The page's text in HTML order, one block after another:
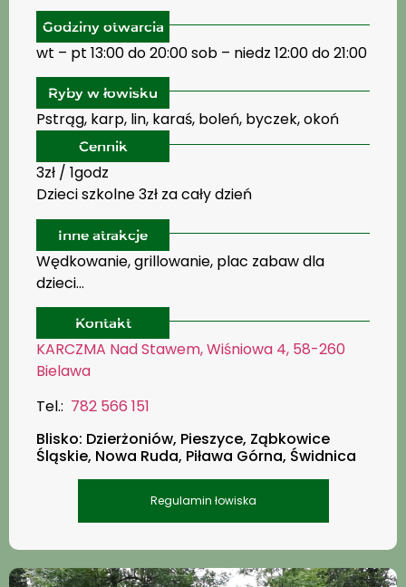
Godziny otwarcia
wt – pt 13:00 do 20:00 sob – niedz 12:00 do 21:00
Ryby w łowisku
Pstrąg, karp, lin, karaś, boleń, byczek, okoń
Cennik
3zł / 1godz
Dzieci szkolne 3zł za cały dzień
Inne atrakcje
Wędkowanie, grillowanie, plac zabaw dla
dzieci…
Kontakt
KARCZMA Nad Stawem, Wiśniowa 4, 58-260
Bielawa
Tel.: 782 566 151
Blisko: Dzierżoniów, Pieszyce, Ząbkowice
Śląskie, Nowa Ruda, Piława Górna, Świdnica
Regulamin łowiska